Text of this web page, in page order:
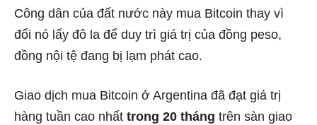
Công dân của đất nước này mua Bitcoin thay vì
đổi nó lấy đô la để duy trì giá trị của đồng peso,
đồng nội tệ đang bị lạm phát cao.
Giao dịch mua Bitcoin ở Argentina đã đạt giá trị
hàng tuần cao nhất trong 20 tháng trên sàn giao